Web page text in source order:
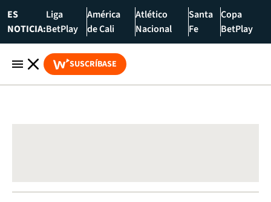
ES
NOTICIA:
Liga
BetPlay
América
de Cali
Atlético
Nacional
Santa
Fe
Copa
BetPlay
SUSCRÍBASE